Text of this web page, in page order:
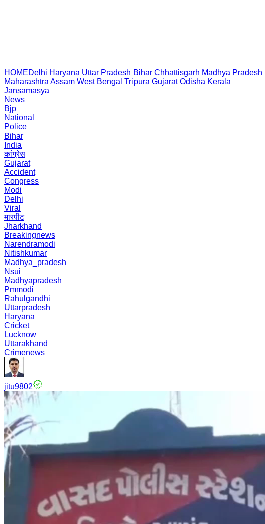
HOMEDelhi Haryana Uttar Pradesh Bihar Chhattisgarh Madhya Pradesh
Maharashtra Assam West Bengal Tripura Gujarat Odisha Kerala
Jansamasya
News
Bjp
National
Police
Bihar
India
कांग्रेस
Gujarat
Accident
Congress
Modi
Delhi
Viral
मारपीट
Jharkhand
Breakingnews
Narendramodi
Nitishkumar
Madhya_pradesh
Nsui
Madhyapradesh
Pmmodi
Rahulgandhi
Uttarpradesh
Haryana
Cricket
Lucknow
Uttarakhand
Crimenews
jitu9802